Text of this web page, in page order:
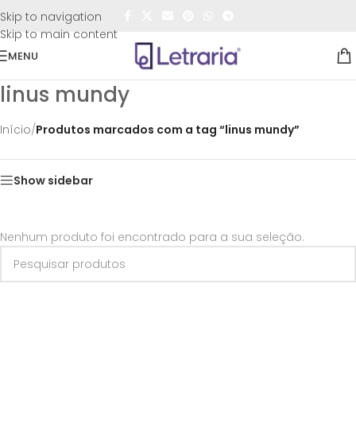
Skip to navigation
Skip to main content
FRETE GRÁTIS
MENU
linus mundy
Início/Produtos marcados com a tag “linus mundy”
Show sidebar
Nenhum produto foi encontrado para a sua seleção.